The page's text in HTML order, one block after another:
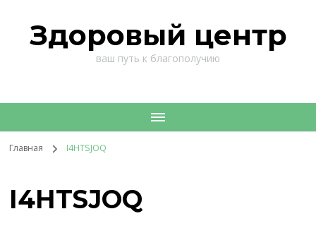
Здоровый центр
ваш путь к благополучию
Главная I4HTSJOQ
I4HTSJOQ